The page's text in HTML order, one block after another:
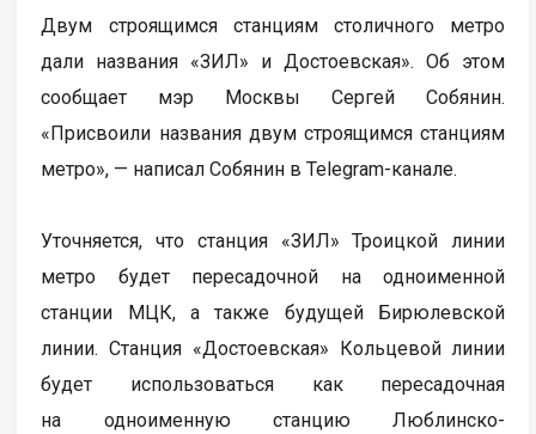
Двум строящимся станциям столичного метро
дали названия «ЗИЛ» и Достоевская». Об этом
сообщает мэр Москвы Сергей Собянин.
«Присвоили названия двум строящимся станциям
метро», — написал Собянин в Telegram-канале.
Уточняется, что станция «ЗИЛ» Троицкой линии
метро будет пересадочной на одноименной
станции МЦК, а также будущей Бирюлевской
линии. Станция «Достоевская» Кольцевой линии
будет использоваться как пересадочная
на одноименную станцию Люблинско-